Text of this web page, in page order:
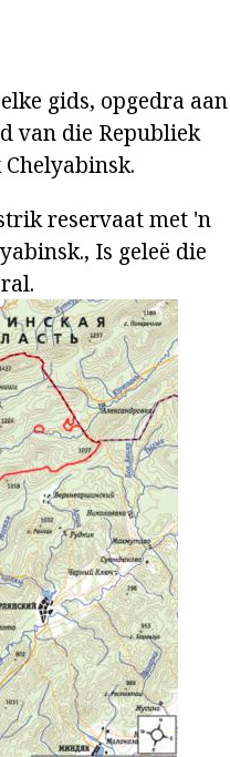
gids, opgedra aan
van die Republiek
reservaat met 'n
Is geleë die